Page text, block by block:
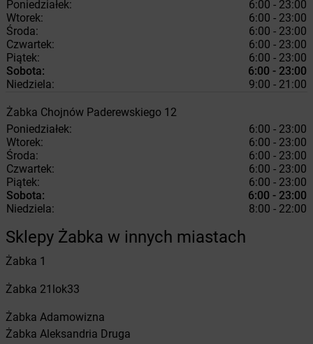
Poniedziałek:
6:00 - 23:00
Wtorek:
6:00 - 23:00
Środa:
6:00 - 23:00
Czwartek:
6:00 - 23:00
Piątek:
6:00 - 23:00
Sobota:
6:00 - 23:00
Niedziela:
9:00 - 21:00
Żabka Chojnów Paderewskiego 12
Poniedziałek:
6:00 - 23:00
Wtorek:
6:00 - 23:00
Środa:
6:00 - 23:00
Czwartek:
6:00 - 23:00
Piątek:
6:00 - 23:00
Sobota:
6:00 - 23:00
Niedziela:
8:00 - 22:00
Sklepy Żabka w innych miastach
Żabka 1
Żabka 21lok33
Żabka Adamowizna
Żabka Aleksandria Druga